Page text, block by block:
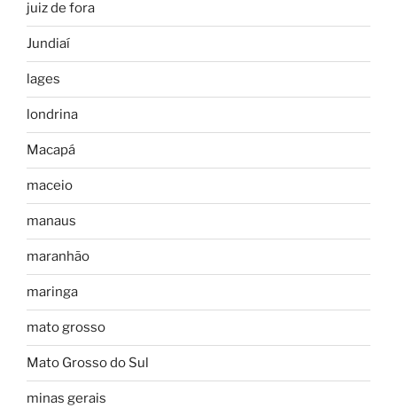
juiz de fora
Jundiaí
lages
londrina
Macapá
maceio
manaus
maranhão
maringa
mato grosso
Mato Grosso do Sul
minas gerais